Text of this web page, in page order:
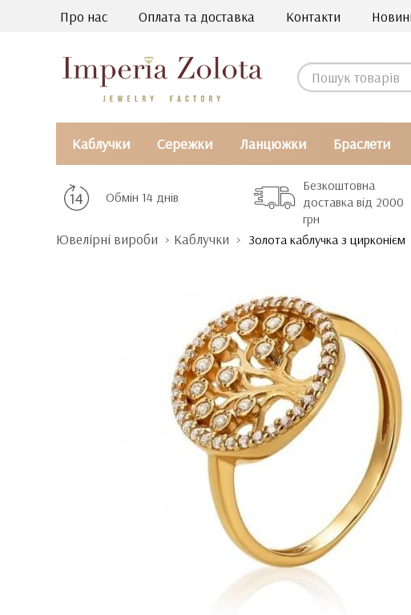
Про нас Оплата та доставка Контакти
Каблучки Сережки Ланцюжки Браслети
Обмін 14 днів
Безкоштовна
доставка від 2000
грн
Ювелірні вироби Каблучки Золота каблучка з цирконієм